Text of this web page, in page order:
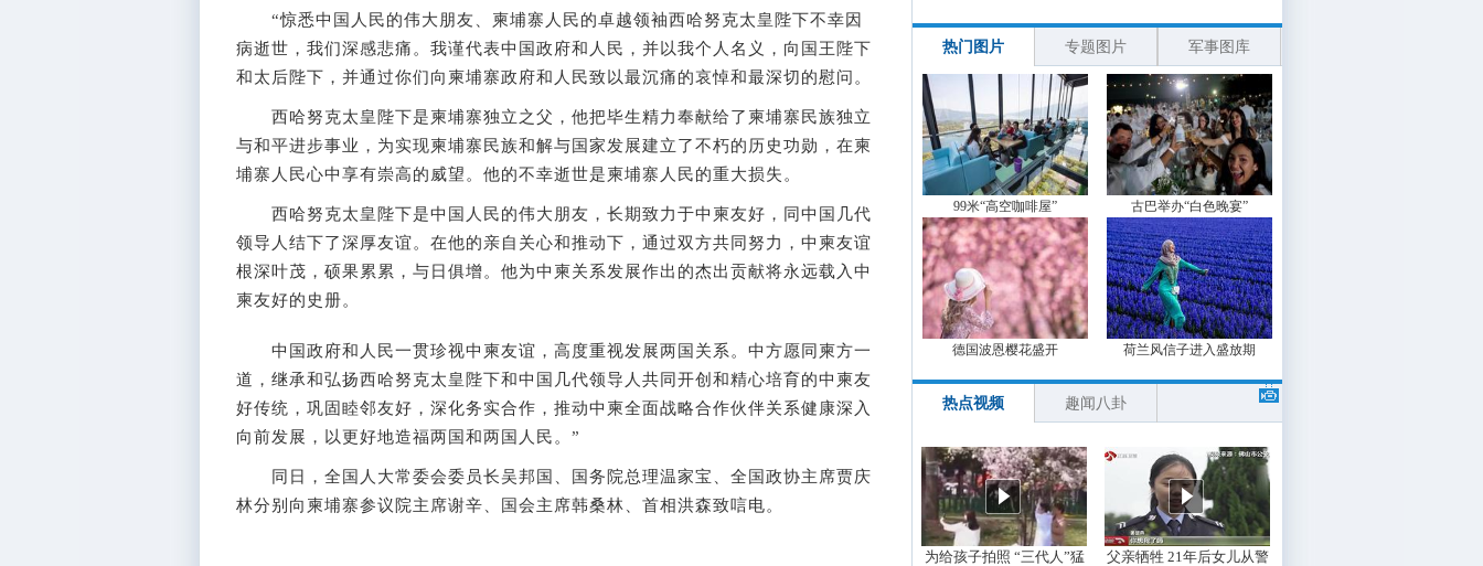
“惊悉中国人民的伟大朋友、柬埔寨人民的卓越领袖西哈努克太皇陛下不幸因
病逝世，我们深感悲痛。我谨代表中国政府和人民，并以我个人名义，向国王陛下
和太后陛下，并通过你们向柬埔寨政府和人民致以最沉痛的哀悼和最深切的慰问。
西哈努克太皇陛下是柬埔寨独立之父，他把毕生精力奉献给了柬埔寨民族独立
与和平进步事业，为实现柬埔寨民族和解与国家发展建立了不朽的历史功勋，在柬
埔寨人民心中享有崇高的威望。他的不幸逝世是柬埔寨人民的重大损失。
西哈努克太皇陛下是中国人民的伟大朋友，长期致力于中柬友好，同中国几代
领导人结下了深厚友谊。在他的亲自关心和推动下，通过双方共同努力，中柬友谊
根深叶茂，硕果累累，与日俱增。他为中柬关系发展作出的杰出贡献将永远载入中
柬友好的史册。
中国政府和人民一贯珍视中柬友谊，高度重视发展两国关系。中方愿同柬方一
道，继承和弘扬西哈努克太皇陛下和中国几代领导人共同开创和精心培育的中柬友
好传统，巩固睦邻友好，深化务实合作，推动中柬全面战略合作伙伴关系健康深入
向前发展，以更好地造福两国和两国人民。”
同日，全国人大常委会委员长吴邦国、国务院总理温家宝、全国政协主席贾庆
林分别向柬埔寨参议院主席谢辛、国会主席韩桑林、首相洪森致唁电。
热门图片 专题图片 军事图库
99米“高空咖啡屋” 古巴举办“白色晚宴”
德国波恩樱花盛开 荷兰风信子进入盛放期
热点视频 趣闻八卦
为给孩子拍照 “三代人”猛
父亲牺牲 21年后女儿从警